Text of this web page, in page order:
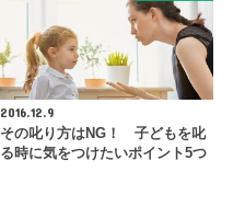
2016.12.9
その叱り方はNG！ 子どもを叱
る時に気をつけたいポイント5つ